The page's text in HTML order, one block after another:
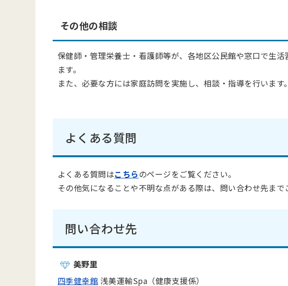
その他の相談
保健師・管理栄養士・看護師等が、各地区公民館や窓口で生
ます。
また、必要な方には家庭訪問を実施し、相談・指導を行います。
よくある質問
よくある質問はこちらのページをご覧ください。
その他気になることや不明な点がある際は、問い合わせ先まで
問い合わせ先
美野里
四季健幸館 浅美運輸Spa（健康支援係）